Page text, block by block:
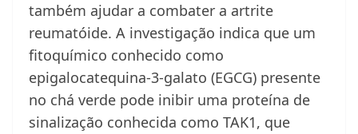
também ajudar a combater a artrite
reumatóide. A investigação indica que um
fitoquímico conhecido como
epigalocatequina-3-galato (EGCG) presente
no chá verde pode inibir uma proteína de
sinalização conhecida como TAK1, que